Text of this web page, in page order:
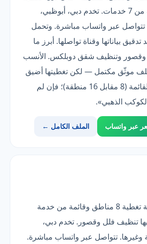
8 مناطق وقائمة من 7 خدمات. تخدم دبي، أبوظبي،
تتواصل عبر واتساب مباشرة. وتحمل
بياناتها وقناة تواصلها. أبرز ما
وقصور وتنظيف شقق دوبلكس. الأنسب
موثّق مكتمل — لكن تغطيتها أضيق
من الأوسع في القائمة (8 مقابل 16 منطقة)؛ فإن لم
الذهبي».
عبر واتساب الملف الكامل ←
«الجزيرة» صاحبة تغطية 8 مناطق وقائمة من خدمة
تنظيف فلل وقصور. تخدم دبي،
وغيرها. تتواصل عبر واتساب مباشرة.